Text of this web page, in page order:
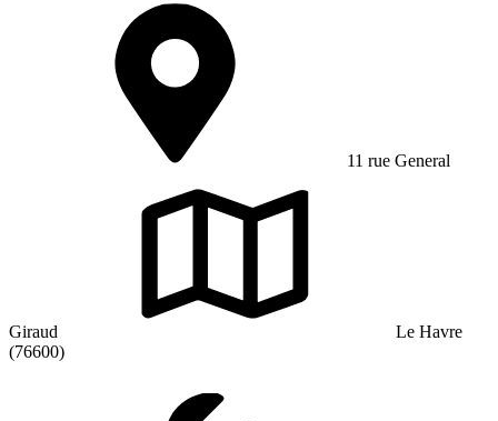
11 rue General
Giraud
Le Havre
(76600)